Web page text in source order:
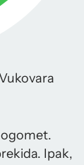
Ipak,